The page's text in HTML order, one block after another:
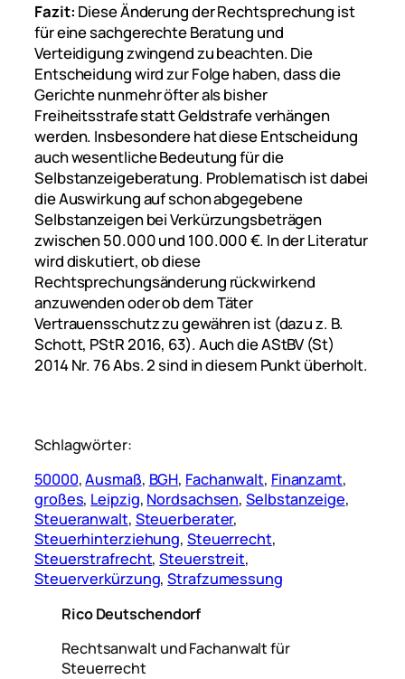
Fazit: Diese Änderung der Rechtsprechung ist
für eine sachgerechte Beratung und
Verteidigung zwingend zu beachten. Die
Entscheidung wird zur Folge haben, dass die
Gerichte nunmehr öfter als bisher
Freiheitsstrafe statt Geldstrafe verhängen
werden. Insbesondere hat diese Entscheidung
auch wesentliche Bedeutung für die
Selbstanzeigeberatung. Problematisch ist dabei
die Auswirkung auf schon abgegebene
Selbstanzeigen bei Verkürzungsbeträgen
zwischen 50.000 und 100.000 €. In der Literatur
wird diskutiert, ob diese
Rechtsprechungsänderung rückwirkend
anzuwenden oder ob dem Täter
Vertrauensschutz zu gewähren ist (dazu z. B.
Schott, PStR 2016, 63). Auch die AStBV (St)
2014 Nr. 76 Abs. 2 sind in diesem Punkt überholt.
Schlagwörter:
50000, Ausmaß, BGH, Fachanwalt, Finanzamt
großes, Leipzig, Nordsachsen, Selbstanzeige
Steueranwalt, Steuerberater
Steuerhinterziehung, Steuerrecht
Steuerstrafrecht, Steuerstreit
Steuerverkürzung, Strafzumessung
Rico Deutschendorf
Rechtsanwalt und Fachanwalt für
Steuerrecht